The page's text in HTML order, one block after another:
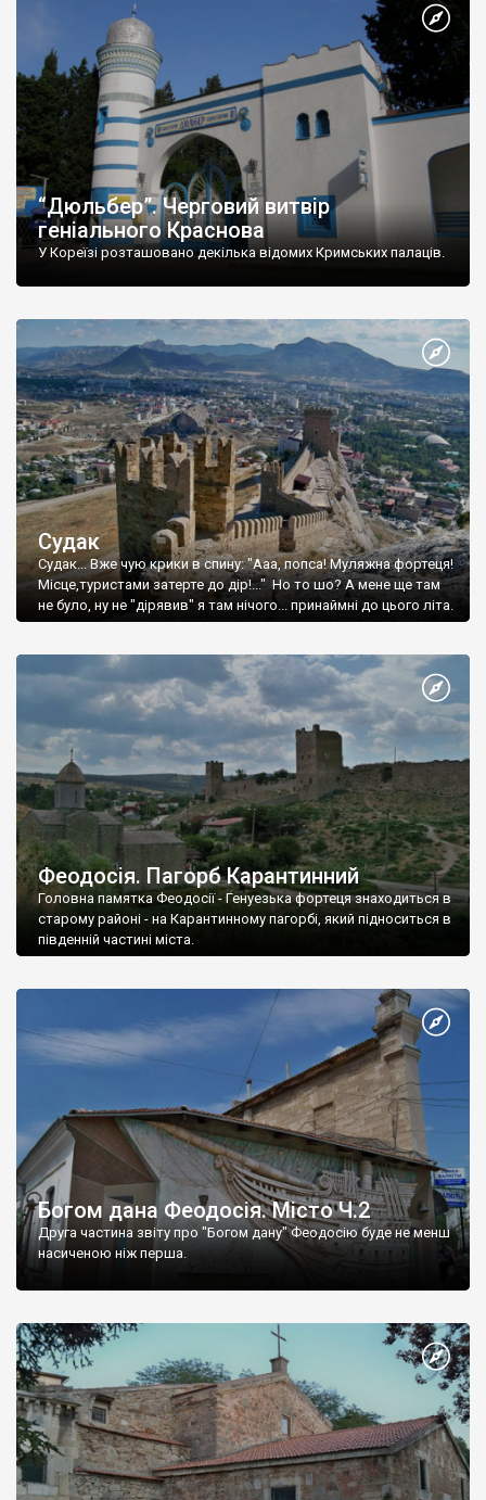
“Дюльбер”. Черговий витвір
геніального Краснова
У Кореїзі розташовано декілька відомих Кримських палаців.
Судак
Судак... Вже чую крики в спину: "Ааа, попса! Муляжна фортеця!
Місце,туристами затерте до дір!..." Но то шо? А мене ще там
не було, ну не "дірявив" я там нічого... принаймні до цього літа.
Феодосія. Пагорб Карантинний
Головна памятка Феодосії - Генуезька фортеця знаходиться в
старому районі - на Карантинному пагорбі, який підноситься в
південній частині міста.
Богом дана Феодосія. Місто Ч.2
Друга частина звіту про "Богом дану" Феодосію буде не менш
насиченою ніж перша.